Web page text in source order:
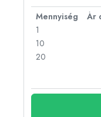
Mennyiség
1
10
20